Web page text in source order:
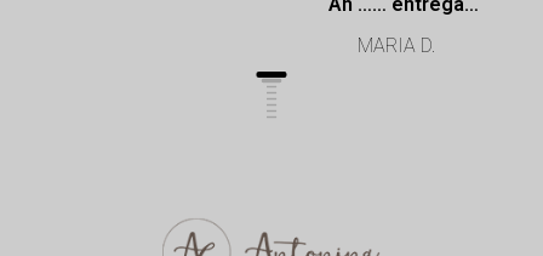
Profissionalismo de
MARIA D.